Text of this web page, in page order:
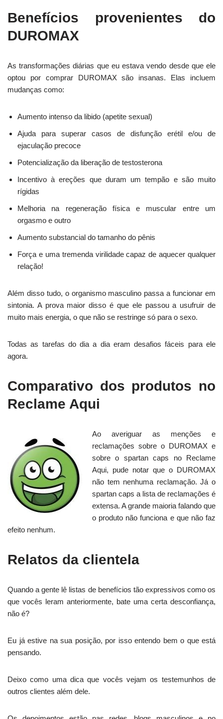
Benefícios provenientes do
DUROMAX
As transformações diárias que eu estava vendo desde que ele
optou por comprar DUROMAX são insanas. Elas incluem
mudanças como:
Aumento intenso da libido (apetite sexual)
Ajuda para superar casos de disfunção erétil e/ou de
ejaculação precoce
Potencialização da liberação de testosterona
Incentivo à ereções que duram um tempão e são muito
rígidas
Melhoria na regeneração física e muscular entre um
orgasmo e outro
Aumento substancial do tamanho do pênis
Força e uma tremenda virilidade capaz de aquecer qualquer
relação!
Além disso tudo, o organismo masculino passa a funcionar em
sintonia. A prova maior disso é que ele passou a usufruir de
muito mais energia, o que não se restringe só para o sexo.
Todas as tarefas do dia a dia eram desafios fáceis para ele
agora.
Comparativo dos produtos no
Reclame Aqui
Ao averiguar as menções e
reclamações sobre o DUROMAX e
sobre o spartan caps no Reclame
Aqui, pude notar que o DUROMAX
não tem nenhuma reclamação. Já o
spartan caps a lista de reclamações é
extensa. A grande maioria falando que
o produto não funciona e que não faz
efeito nenhum.
Relatos da clientela
Quando a gente lê listas de benefícios tão expressivos como os
que vocês leram anteriormente, bate uma certa desconfiança,
não é?
Eu já estive na sua posição, por isso entendo bem o que está
pensando.
Deixo como uma dica que vocês vejam os testemunhos de
outros clientes além dele.